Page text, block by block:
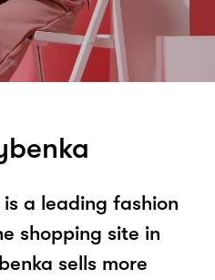
a leading fashion
shopping site in
sells more